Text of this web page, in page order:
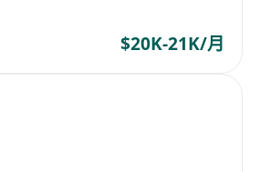
$20K-21K/月